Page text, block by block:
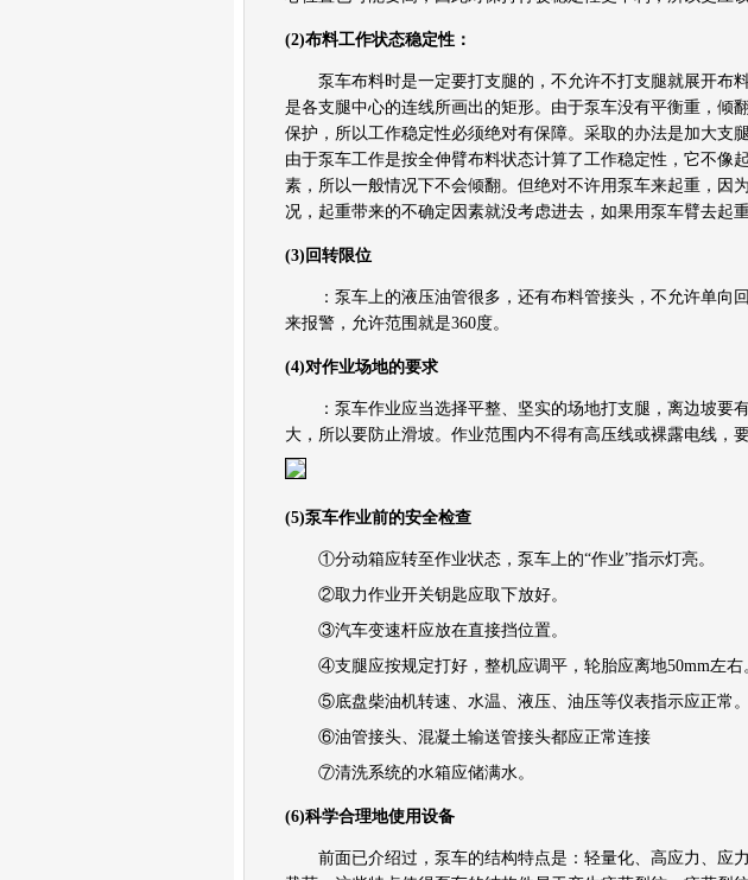
(2)布料工作状态稳定性：
泵车布料时是一定要打支腿的，不允许不打支腿就展开布
是各支腿中心的连线所画出的矩形。由于泵车没有平衡重，倾
保护，所以工作稳定性必须绝对有保障。采取的办法是加大支
由于泵车工作是按全伸臂布料状态计算了工作稳定性，它不像
素，所以一般情况下不会倾翻。但绝对不许用泵车来起重，因
况，起重带来的不确定因素就没考虑进去，如果用泵车臂去起
(3)回转限位
：泵车上的液压油管很多，还有布料管接头，不允许单向
来报警，允许范围就是360度。
(4)对作业场地的要求
：泵车作业应当选择平整、坚实的场地打支腿，离边坡要
大，所以要防止滑坡。作业范围内不得有高压线或裸露电线，
(5)泵车作业前的安全检查
①分动箱应转至作业状态，泵车上的“作业”指示灯亮。
②取力作业开关钥匙应取下放好。
③汽车变速杆应放在直接挡位置。
④支腿应按规定打好，整机应调平，轮胎应离地50mm左右
⑤底盘柴油机转速、水温、液压、油压等仪表指示应正常。
⑥油管接头、混凝土输送管接头都应正常连接
⑦清洗系统的水箱应储满水。
(6)科学合理地使用设备
前面已介绍过，泵车的结构特点是：轻量化、高应力、应